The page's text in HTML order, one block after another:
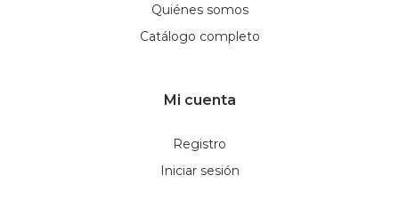
Quiénes somos
Catálogo completo
Mi cuenta
Registro
Iniciar sesión